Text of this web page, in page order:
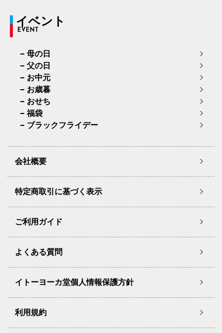
イベント
EVENT
母の日
父の日
お中元
お歳暮
おせち
福袋
ブラックフライデー
会社概要
特定商取引に基づく表示
ご利用ガイド
よくある質問
イトーヨーカ堂個人情報保護方針
利用規約